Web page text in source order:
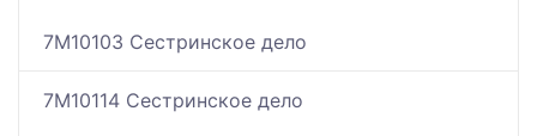
7M10103 Сестринское дело
7M10114 Сестринское дело